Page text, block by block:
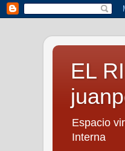
EL
Espacio
Interna